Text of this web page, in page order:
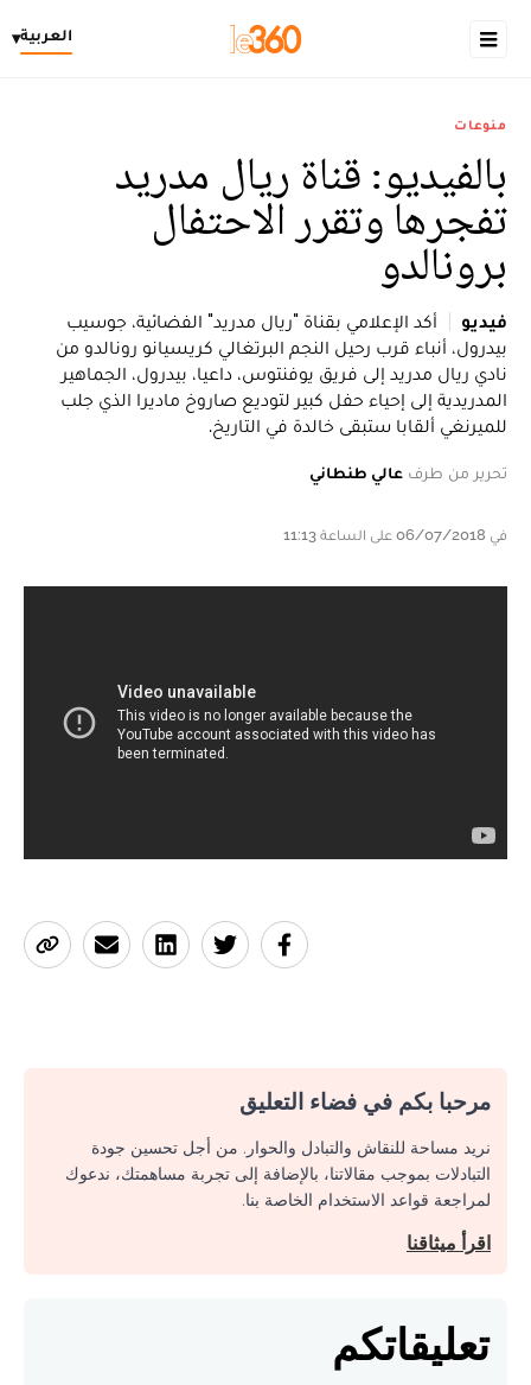
العربية▾
منوعات
بالفيديو: قناة ريال مدريد
تفجرها وتقرر الاحتفال
برونالدو
فيديو
أكد الإعلامي بقناة "ريال مدريد" الفضائية، جوسيب
بيدرول، أنباء قرب رحيل النجم البرتغالي كريسيانو رونالدو من
نادي ريال مدريد إلى فريق يوفنتوس، داعيا، بيدرول، الجماهير
المدريدية إلى إحياء حفل كبير لتوديع صاروخ ماديرا الذي جلب
للميرنغي ألقابا ستبقى خالدة في التاريخ.
تحرير من طرف عالي طنطاني
في 06/07/2018 على الساعة 11:13
مرحبا بكم في فضاء التعليق
نريد مساحة للنقاش والتبادل والحوار. من أجل تحسين جودة
التبادلات بموجب مقالاتنا، بالإضافة إلى تجربة مساهمتك، ندعوك
لمراجعة قواعد الاستخدام الخاصة بنا.
اقرأ ميثاقنا
تعليقاتكم